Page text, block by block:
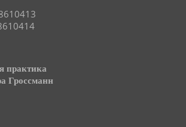
практика
Гроссманн